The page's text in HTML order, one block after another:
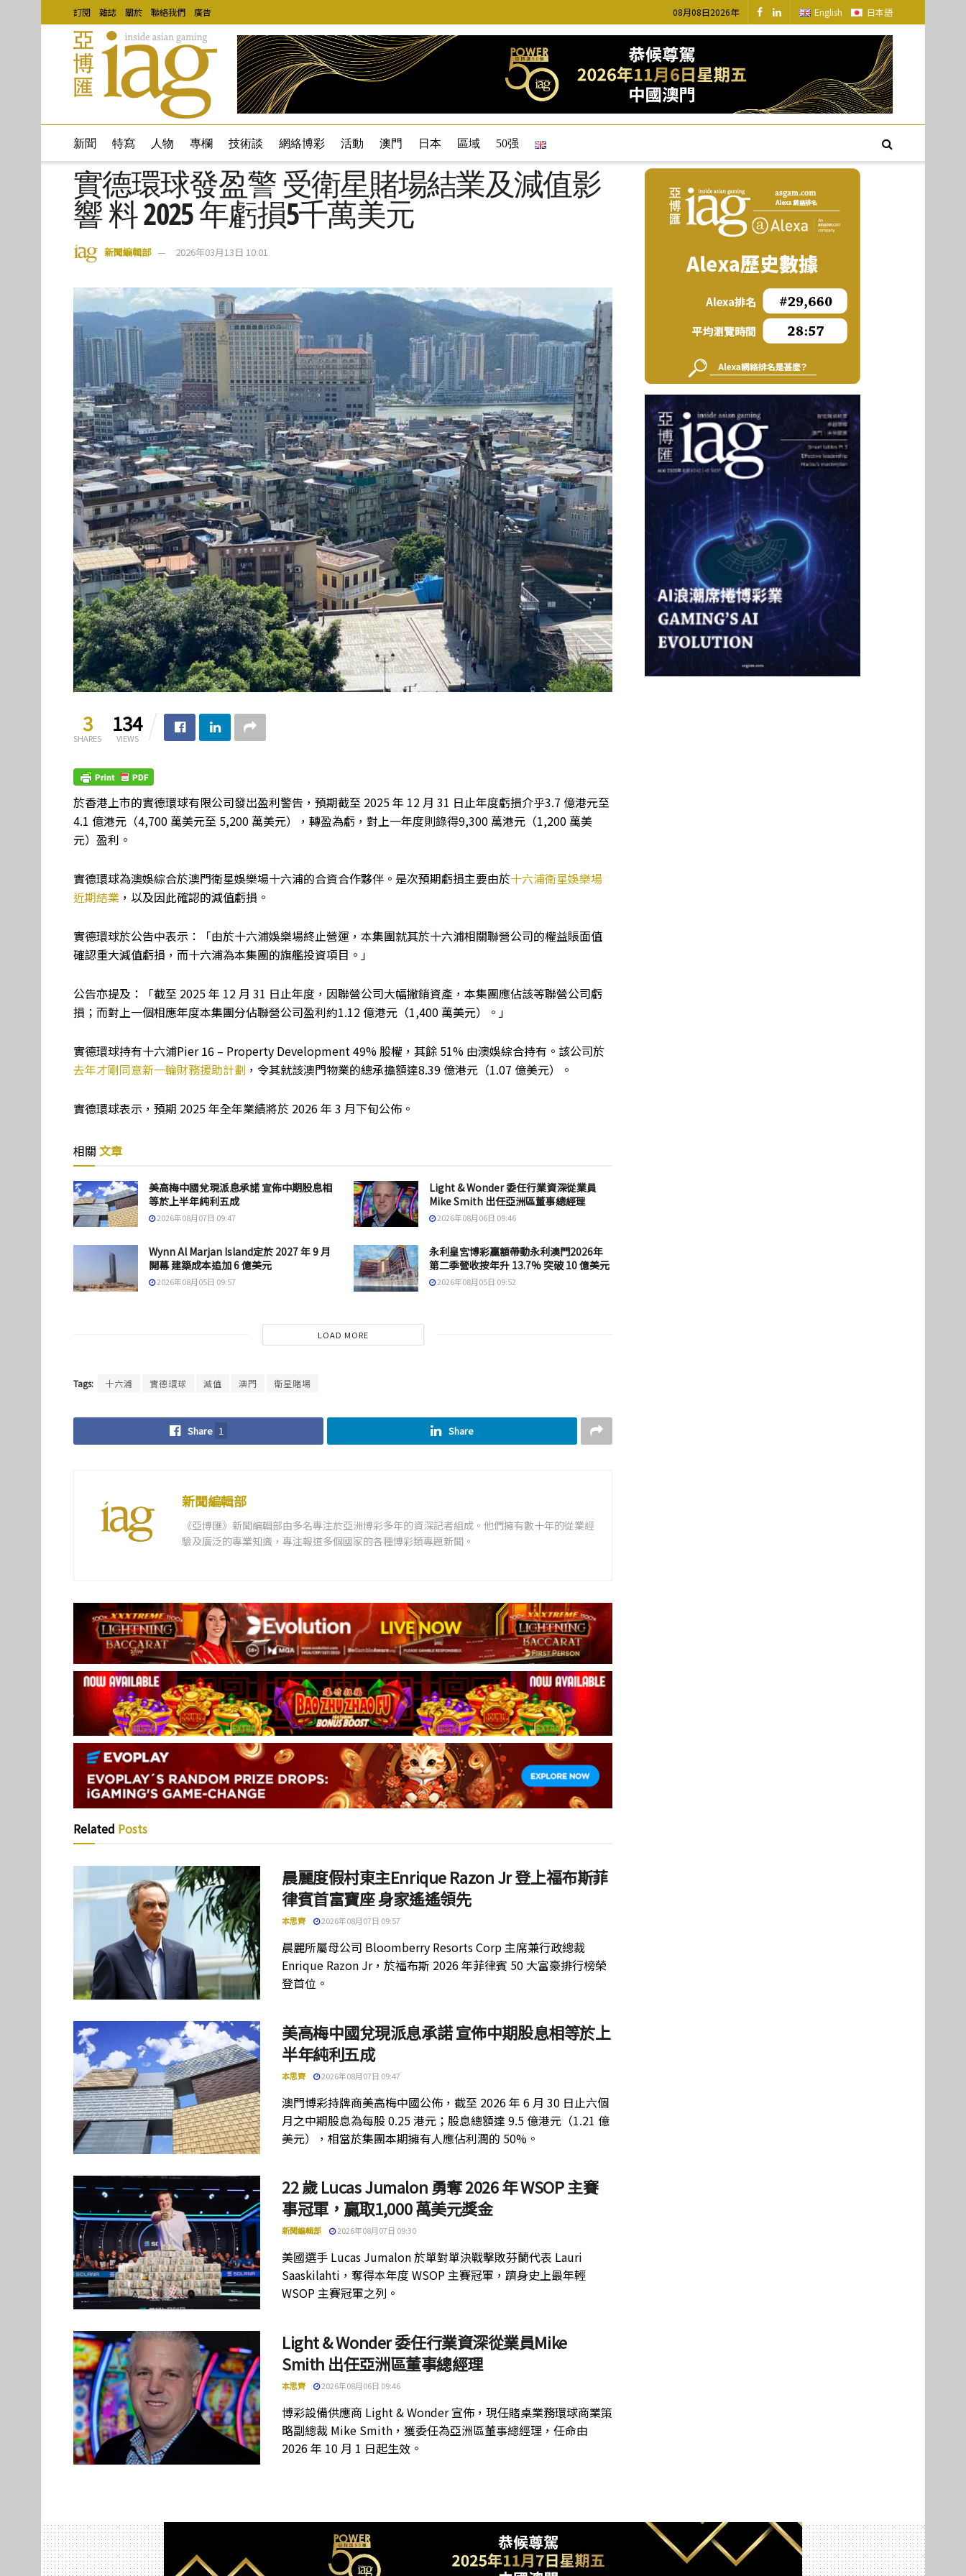
訂閱 雜誌 關於 聯絡我們 廣告 08月08日2026年 English 日本語
新聞 特寫 人物 專欄 技術談 網絡博彩 活動 澳門 日本 區域 50强
實德環球發盈警 受衛星賭場結業及減值影
響 料 2025 年虧損5千萬美元
新聞編輯部 2026年03月13日 10:01
3
SHARES
134
VIEWS
於香港上市的實德環球有限公司發出盈利警告，預期截至 2025 年 12 月 31 日止年度虧損介乎3.7 億港元至
4.1 億港元（4,700 萬美元至 5,200 萬美元），轉盈為虧，對上一年度則錄得9,300 萬港元（1,200 萬美
元）盈利。
實德環球為澳娛綜合於澳門衛星娛樂場十六浦的合資合作夥伴。是次預期虧損主要由於十六浦衛星娛樂場
近期結業 ，以及因此確認的減值虧損。
實德環球於公告中表示：「由於十六浦娛樂場終止營運，本集團就其於十六浦相關聯營公司的權益賬面值
確認重大減值虧損，而十六浦為本集團的旗艦投資項目。」
公告亦提及：「截至 2025 年 12 月 31 日止年度，因聯營公司大幅撇銷資產，本集團應佔該等聯營公司虧
損；而對上一個相應年度本集團分佔聯營公司盈利約1.12 億港元（1,400 萬美元）。」
實德環球持有十六浦Pier 16 – Property Development 49% 股權，其餘 51% 由澳娛綜合持有。該公司於
去年才剛同意新一輪財務援助計劃 ，令其就該澳門物業的總承擔額達8.39 億港元（1.07 億美元）。
實德環球表示，預期 2025 年全年業績將於 2026 年 3 月下旬公佈。
相關 文章
美高梅中國兌現派息承諾 宣佈中期股息相
等於上半年純利五成
2026年08月07日 09:47
Light & Wonder 委任行業資深從業員
Mike Smith 出任亞洲區董事總經理
2026年08月06日 09:46
Wynn Al Marjan Island定於 2027 年 9 月
開幕 建築成本追加 6 億美元
2026年08月05日 09:57
永利皇宮博彩贏額帶動永利澳門2026年
第二季營收按年升 13.7% 突破 10 億美元
2026年08月05日 09:52
LOAD MORE
Tags: 十六浦 實德環球 減值 澳門 衛星賭場
Share 1 Share
新聞編輯部
《亞博匯》新聞編輯部由多名專注於亞洲博彩多年的資深記者組成。他們擁有數十年的從業經
驗及廣泛的專業知識，專注報道多個國家的各種博彩類專題新聞。
Related Posts
晨麗度假村東主Enrique Razon Jr 登上福布斯菲
律賓首富寶座 身家遙遙領先
本思齊 2026年08月07日 09:57
晨麗所屬母公司 Bloomberry Resorts Corp 主席兼行政總裁
Enrique Razon Jr，於福布斯 2026 年菲律賓 50 大富豪排行榜榮
登首位。
美高梅中國兌現派息承諾 宣佈中期股息相等於上
半年純利五成
本思齊 2026年08月07日 09:47
澳門博彩持牌商美高梅中國公佈，截至 2026 年 6 月 30 日止六個
月之中期股息為每股 0.25 港元；股息總額達 9.5 億港元（1.21 億
美元），相當於集團本期擁有人應佔利潤的 50%。
22 歲 Lucas Jumalon 勇奪 2026 年 WSOP 主賽
事冠軍，贏取1,000 萬美元獎金
新聞編輯部 2026年08月07日 09:30
美國選手 Lucas Jumalon 於單對單決戰擊敗芬蘭代表 Lauri
Saaskilahti，奪得本年度 WSOP 主賽冠軍，躋身史上最年輕
WSOP 主賽冠軍之列。
Light & Wonder 委任行業資深從業員Mike
Smith 出任亞洲區董事總經理
本思齊 2026年08月06日 09:46
博彩設備供應商 Light & Wonder 宣佈，現任賭桌業務環球商業策
略副總裁 Mike Smith，獲委任為亞洲區董事總經理，任命由
2026 年 10 月 1 日起生效。